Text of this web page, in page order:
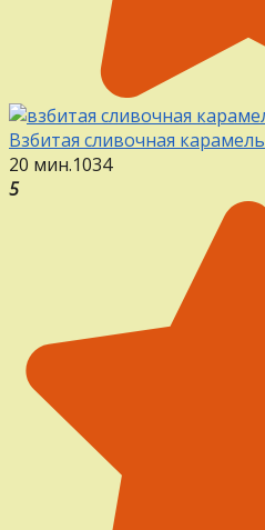
Взбитая сливочная карамель
20 мин.1034
5